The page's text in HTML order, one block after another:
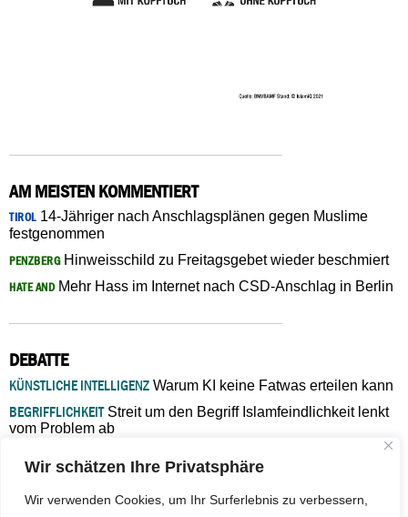
Wir schätzen Ihre Privatsphäre
Wir verwenden Cookies, um Ihr Surferlebnis zu verbessern,
AM MEISTEN KOMMENTIERT
TIROL14-Jähriger nach Anschlagsplänen gegen Muslime
festgenommen
PENZBERGHinweisschild zu Freitagsgebet wieder beschmiert
HATE ANDMehr Hass im Internet nach CSD-Anschlag in Berlin
DEBATTE
KÜNSTLICHE INTELLIGENZ Warum KI keine Fatwas erteilen kann
BEGRIFFLICHKEITStreit um den Begriff Islamfeindlichkeit lenkt
vom Problem ab
Verantwortung bleibt“
ISLAMISCHE FAKULTÄT IN MÜNSTEREine kritische Schwelle für